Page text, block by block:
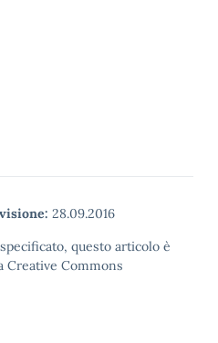
28.09.2016
questo articolo è
Creative Commons